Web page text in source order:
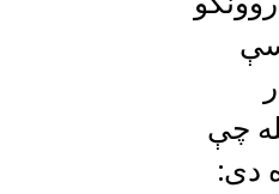
چې
دی: